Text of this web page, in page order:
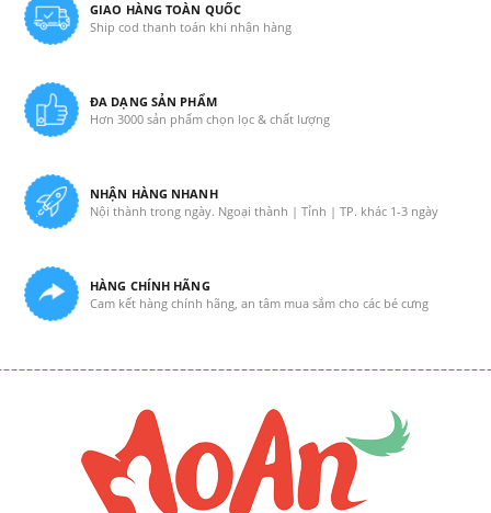
GIAO HÀNG TOÀN QUỐC
Ship cod thanh toán khi nhận hàng
ĐA DẠNG SẢN PHẨM
Hơn 3000 sản phẩm chọn lọc & chất lượng
NHẬN HÀNG NHANH
Nội thành trong ngày. Ngoại thành | Tỉnh | TP. khác 1-3 ngày
HÀNG CHÍNH HÃNG
Cam kết hàng chính hãng, an tâm mua sắm cho các bé cưng